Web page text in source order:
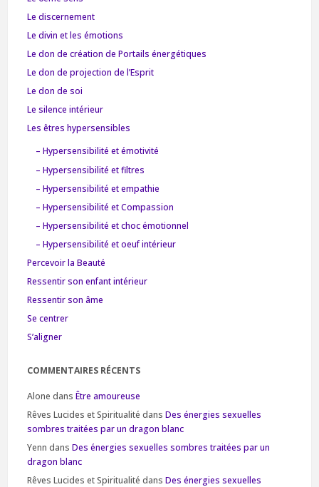
Le discernement
Le divin et les émotions
Le don de création de Portails énergétiques
Le don de projection de l’Esprit
Le don de soi
Le silence intérieur
Les êtres hypersensibles
– Hypersensibilité et émotivité
– Hypersensibilité et filtres
– Hypersensibilité et empathie
– Hypersensibilité et Compassion
– Hypersensibilité et choc émotionnel
– Hypersensibilité et oeuf intérieur
Percevoir la Beauté
Ressentir son enfant intérieur
Ressentir son âme
Se centrer
S’aligner
COMMENTAIRES RÉCENTS
Alone dans Être amoureuse
Rêves Lucides et Spiritualité dans Des énergies sexuelles
sombres traitées par un dragon blanc
Yenn dans Des énergies sexuelles sombres traitées par un
dragon blanc
Rêves Lucides et Spiritualité dans Des énergies sexuelles